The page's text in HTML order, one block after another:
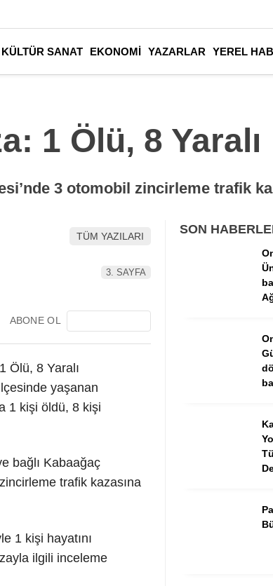
KÜLTÜR SANAT EKONOMİ YAZARLAR YEREL
1 Ölü, 8 Yaralı
3 otomobil zincirleme trafik
TÜM YAZILARI
3. SAYFA
ABONE OL
Ölü, 8 Yaralı
yaşanan
1 kişi öldü, 8 kişi
bağlı Kabaağaç
trafik kazasına
1 kişi hayatını
ilgili inceleme
SON